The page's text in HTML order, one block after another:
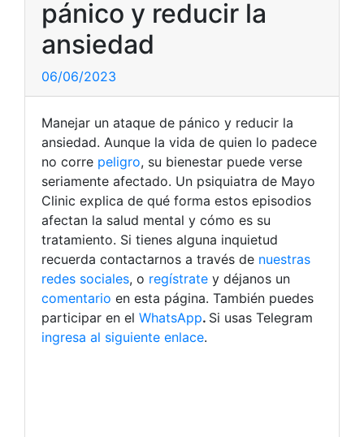
pánico y reducir la
ansiedad
06/06/2023
Manejar un ataque de pánico y reducir la
ansiedad. Aunque la vida de quien lo padece
no corre peligro, su bienestar puede verse
seriamente afectado. Un psiquiatra de Mayo
Clinic explica de qué forma estos episodios
afectan la salud mental y cómo es su
tratamiento. Si tienes alguna inquietud
recuerda contactarnos a través de nuestras
redes sociales, o regístrate y déjanos un
comentario en esta página. También puedes
participar en el WhatsApp. Si usas Telegram
ingresa al siguiente enlace.